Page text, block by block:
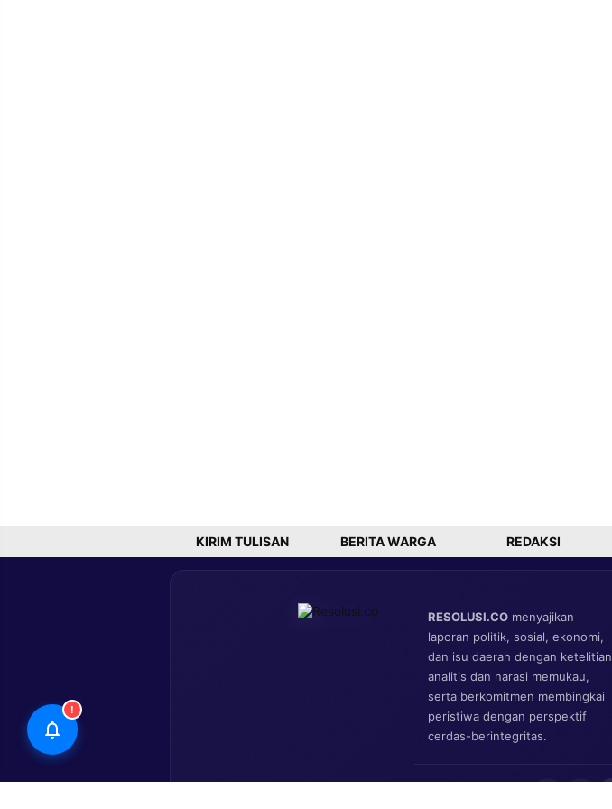
KIRIM TULISAN BERITA WARGA REDAKSI
RESOLUSI.CO menyajikan
laporan politik, sosial, ekonomi,
dan isu daerah dengan ketelitian
analitis dan narasi memukau,
serta berkomitmen membingkai
peristiwa dengan perspektif
cerdas-berintegritas.
!